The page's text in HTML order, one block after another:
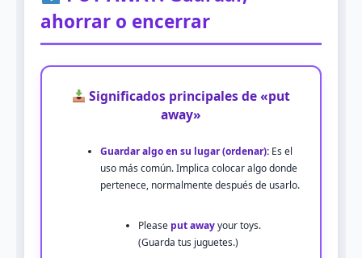
ahorrar o encerrar
Significados principales de «put
away»
Guardar algo en su lugar (ordenar): Es el
uso más común. Implica colocar algo donde
pertenece, normalmente después de usarlo.
Please put awayyour toys.
(Guarda tus juguetes.)